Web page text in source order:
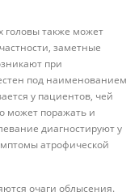
головы также может
заметные
при
под наименованием
у пациентов, чей
может поражать и
диагностируют у
атрофической
очаги облысения.